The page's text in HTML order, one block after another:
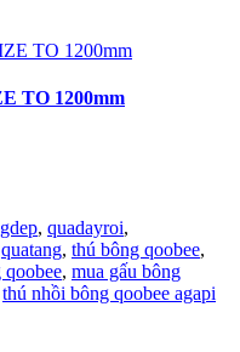
TO 1200mm
, quadayroi,
quatang, thú bông qoobee,
, mua gấu bông
thú nhồi bông qoobee agapi